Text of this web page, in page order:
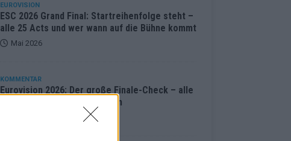
EUROVISION
ESC 2026 Grand Final: Startreihenfolge steht –
alle 25 Acts und wer wann auf die Bühne kommt
Mai 2026
KOMMENTAR
Eurovision 2026: Der große Finale-Check – alle
25 Acts und ihre Siegchancen